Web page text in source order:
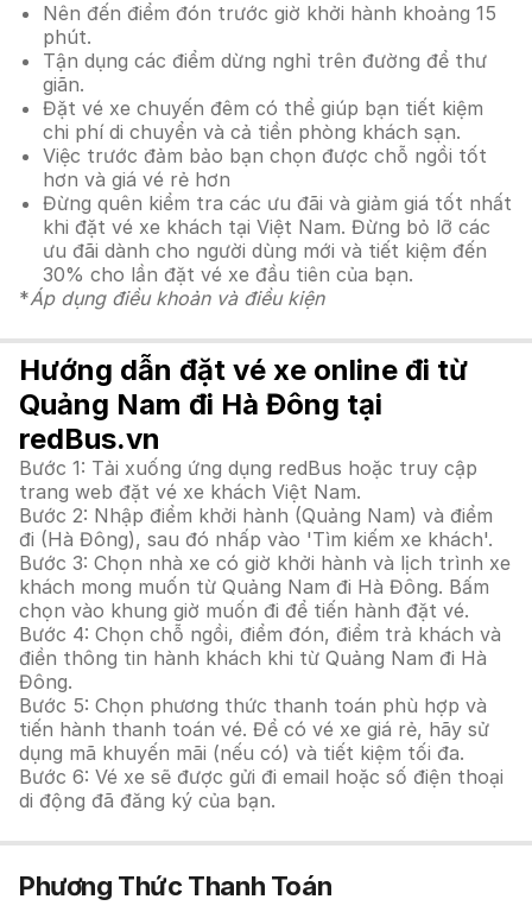
Nên đến điểm đón trước giờ khởi hành khoảng 15
phút.
Tận dụng các điểm dừng nghỉ trên đường để thư
giãn.
Đặt vé xe chuyến đêm có thể giúp bạn tiết kiệm
chi phí di chuyển và cả tiền phòng khách sạn.
Việc trước đảm bảo bạn chọn được chỗ ngồi tốt
hơn và giá vé rẻ hơn
Đừng quên kiểm tra các ưu đãi và giảm giá tốt nhất
khi đặt vé xe khách tại Việt Nam. Đừng bỏ lỡ các
ưu đãi dành cho người dùng mới và tiết kiệm đến
30% cho lần đặt vé xe đầu tiên của bạn.
*Áp dụng điều khoản và điều kiện
Hướng dẫn đặt vé xe online đi từ
Quảng Nam đi Hà Đông tại
redBus.vn
Bước 1: Tải xuống ứng dụng redBus hoặc truy cập
trang web đặt vé xe khách Việt Nam.
Bước 2: Nhập điểm khởi hành (Quảng Nam) và điểm
đi (Hà Đông), sau đó nhấp vào 'Tìm kiếm xe khách'.
Bước 3: Chọn nhà xe có giờ khởi hành và lịch trình xe
khách mong muốn từ Quảng Nam đi Hà Đông. Bấm
chọn vào khung giờ muốn đi để tiến hành đặt vé.
Bước 4: Chọn chỗ ngồi, điểm đón, điểm trả khách và
điền thông tin hành khách khi từ Quảng Nam đi Hà
Đông.
Bước 5: Chọn phương thức thanh toán phù hợp và
tiến hành thanh toán vé. Để có vé xe giá rẻ, hãy sử
dụng mã khuyến mãi (nếu có) và tiết kiệm tối đa.
Bước 6: Vé xe sẽ được gửi đi email hoặc số điện thoại
di động đã đăng ký của bạn.
Phương Thức Thanh Toán